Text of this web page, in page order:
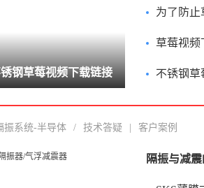
钢草莓视频下载链接
为了防止草莓视频
草莓视频
不锈钢草
振系统-半导体 / 技术答疑 客户案例
隔振与减